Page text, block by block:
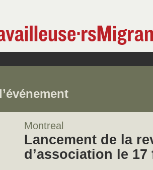
Montreal
Lancement de la
d’association le 17